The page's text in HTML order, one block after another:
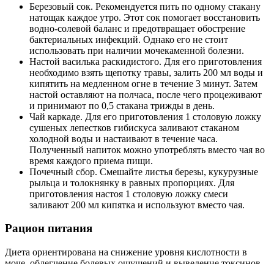
Березовый сок. Рекомендуется пить по одному стакану
натощак каждое утро. Этот сок помогает восстановить
водно-солевой баланс и предотвращает обострение
бактериальных инфекций. Однако его не стоит
использовать при наличии мочекаменной болезни.
Настой василька раскидистого. Для его приготовления
необходимо взять щепотку травы, залить 200 мл воды и
кипятить на медленном огне в течение 3 минут. Затем
настой оставляют на полчаса, после чего процеживают
и принимают по 0,5 стакана трижды в день.
Чай каркаде. Для его приготовления 1 столовую ложку
сушеных лепестков гибискуса заливают стаканом
холодной воды и настаивают в течение часа.
Полученный напиток можно употреблять вместо чая во
время каждого приема пищи.
Почечный сбор. Смешайте листья березы, кукурузные
рыльца и толокнянку в равных пропорциях. Для
приготовления настоя 1 столовую ложку смеси
заливают 200 мл кипятка и используют вместо чая.
Рацион питания
Диета ориентирована на снижение уровня кислотности в